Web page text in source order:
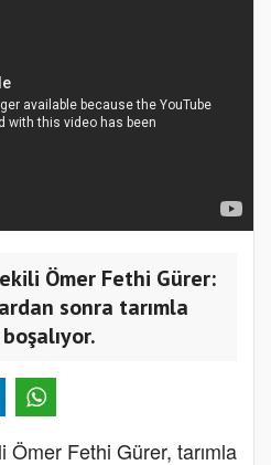
Ömer Fethi Gürer:
sonra tarımla
Fethi Gürer, tarımla